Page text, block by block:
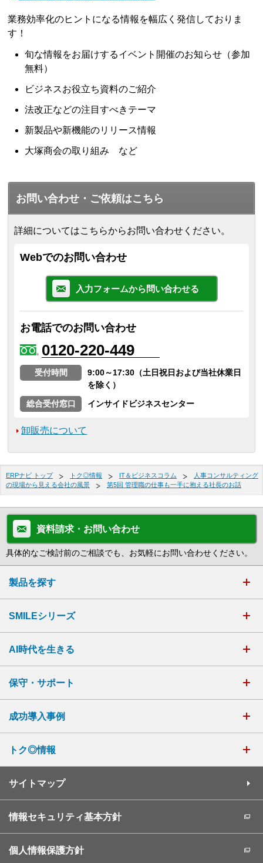
業務効率化のヒントになる情報を幅広く発信しておりま
す！
旬な情報をお届けするイベント開催のお知らせ（参加
無料）
ビジネスお役立ち資料のご紹介
法改正などの注目すべきテーマ
新製品や新機能のリリース情報
大塚商会の取り組み など
お問い合わせ・ご依頼はこちら
詳細についてはこちらからお問い合わせください。
Webでのお問い合わせ
入力フォームから問い合わせる
お電話でのお問い合わせ
0120-220-449
受付時間
9:00～17:30（土日祝日および当社休業日
を除く）
総合受付窓口
インサイドビジネスセンター
卸販売について
ERPナビ トップ トク◎情報 IT＆ビジネスコラム
人事コンサルティング
の現場から見える会社の風景
第5回 管理職の仕事も一手に抱える社長のお話
資料請求・お問い合わせ
具体的なご検討前のご相談でも、お気軽にお問い合わせください。
製品を探す
SMILEシリーズ
AI時代を生きる
保守・サポート
成功導入事例
トク◎情報
サイトマップ
情報セキュリティ基本方針
個人情報保護方針